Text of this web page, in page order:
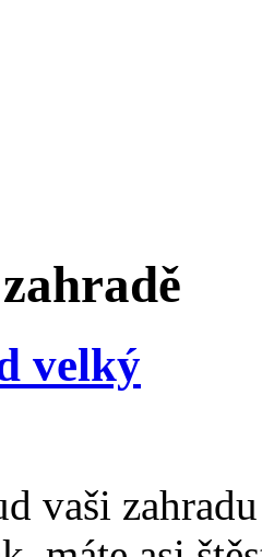
velký
vaši